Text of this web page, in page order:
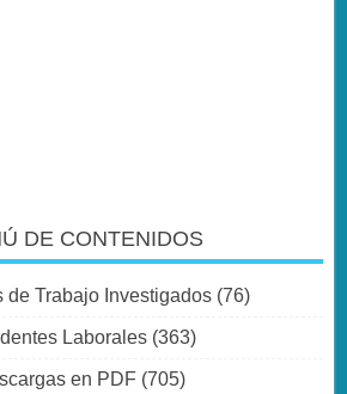
DE CONTENIDOS
de Trabajo Investigados(76)
Laborales(363)
en PDF(705)